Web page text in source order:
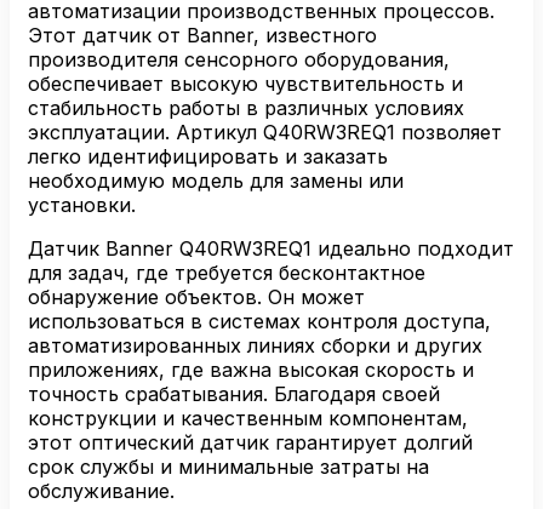
автоматизации производственных процессов.
Этот датчик от Banner, известного
производителя сенсорного оборудования,
обеспечивает высокую чувствительность и
стабильность работы в различных условиях
эксплуатации. Артикул Q40RW3REQ1 позволяет
легко идентифицировать и заказать
необходимую модель для замены или
установки.
Датчик Banner Q40RW3REQ1 идеально подходит
для задач, где требуется бесконтактное
обнаружение объектов. Он может
использоваться в системах контроля доступа,
автоматизированных линиях сборки и других
приложениях, где важна высокая скорость и
точность срабатывания. Благодаря своей
конструкции и качественным компонентам,
этот оптический датчик гарантирует долгий
срок службы и минимальные затраты на
обслуживание.